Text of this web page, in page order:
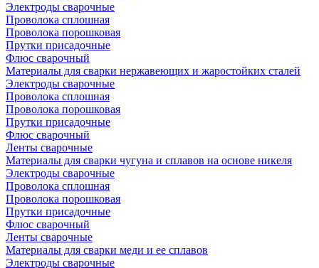
Электроды сварочные
Проволока сплошная
Проволока порошковая
Прутки присадочные
Флюс сварочный
Материалы для сварки нержавеющих и жаростойких сталей
Электроды сварочные
Проволока сплошная
Проволока порошковая
Прутки присадочные
Флюс сварочный
Ленты сварочные
Материалы для сварки чугуна и сплавов на основе никеля
Электроды сварочные
Проволока сплошная
Проволока порошковая
Прутки присадочные
Флюс сварочный
Ленты сварочные
Материалы для сварки меди и ее сплавов
Электроды сварочные